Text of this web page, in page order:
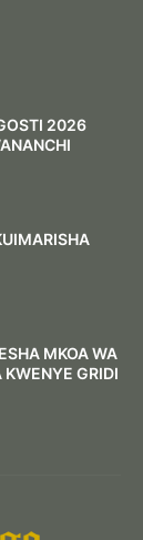
2026
MKOA WA
GRIDI